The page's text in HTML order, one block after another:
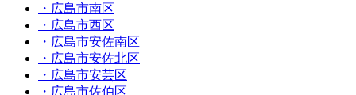
・広島市南区
・広島市西区
・広島市安佐南区
・広島市安佐北区
・広島市安芸区
・広島市佐伯区